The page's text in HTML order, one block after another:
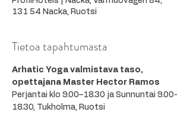
131 54 Nacka, Ruotsi
Tietoa tapahtumasta
Arhatic Yoga valmistava taso,
opettajana Master Hector Ramos
Perjantai klo 9.00–18.30 ja Sunnuntai 9.00-
18.30, Tukholma, Ruotsi